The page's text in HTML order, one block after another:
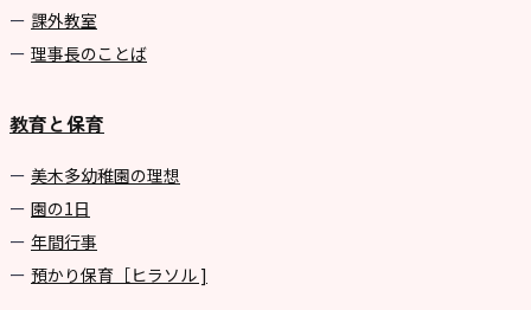
課外教室
理事長のことば
教育と保育
美⽊多幼稚園の理想
園の1⽇
年間⾏事
預かり保育［ヒラソル ]